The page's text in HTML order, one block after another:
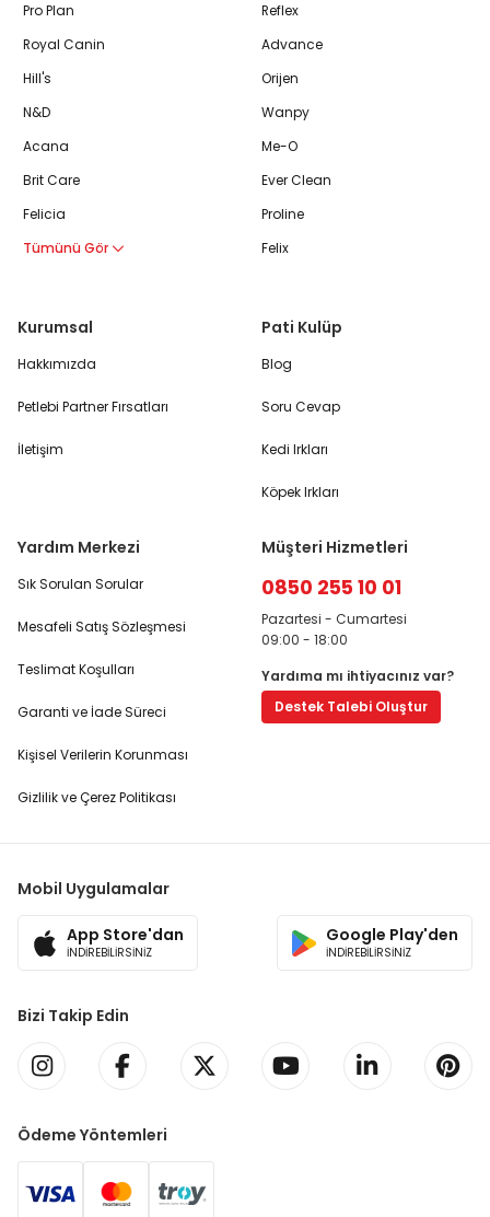
Pro Plan
Royal Canin
Hill's
N&D
Acana
Brit Care
Felicia
Tümünü Gör
Reflex
Advance
Orijen
Wanpy
Me-O
Ever Clean
Proline
Felix
Kurumsal
Hakkımızda
Petlebi Partner Fırsatları
İletişim
Pati Kulüp
Blog
Soru Cevap
Kedi Irkları
Köpek Irkları
Yardım Merkezi
Sık Sorulan Sorular
Mesafeli Satış Sözleşmesi
Teslimat Koşulları
Garanti ve İade Süreci
Kişisel Verilerin Korunması
Gizlilik ve Çerez Politikası
Müşteri Hizmetleri
0850 255 10 01
Pazartesi - Cumartesi
09:00 - 18:00
Yardıma mı ihtiyacınız var?
Destek Talebi Oluştur
Mobil Uygulamalar
App Store'dan
İNDİREBİLİRSİNİZ
Google Play'den
İNDİREBİLİRSİNİZ
Bizi Takip Edin
Ödeme Yöntemleri